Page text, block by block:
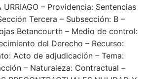
URRIAGO – Providencia: Sentencias
Tercera – Subsección: B –
Betancourth – Medio de control:
del Derecho – Recurso:
Acto de adjudicación – Tema:
– Naturaleza: Contractual –